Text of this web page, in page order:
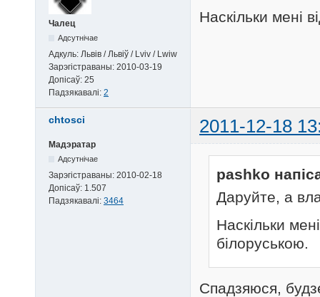
Чалец
Адсутнічае
Адкуль: Львів / Львіў / Lviv / Lwiw
Зарэгістраваны: 2010-03-19
Допісаў: 25
Падзякавалі: 2
Наскільки мені
chtosci 2011-12-18
Мадэратар
Адсутнічае
Зарэгістраваны: 2010-02-18
Допісаў: 1.507
Падзякавалі: 3464
pashko
Даруйте, а
Наскільки
білоруською.
Спадзяюся,